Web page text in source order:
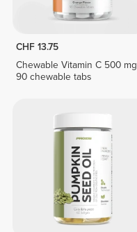
CHF 13.75
Chewable Vitamin C 500 mg
90 chewable tabs